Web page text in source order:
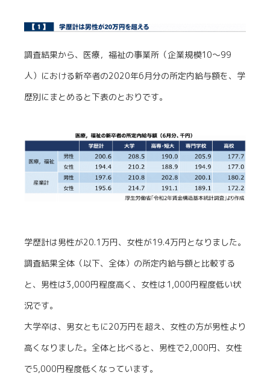
調査結果から、医療，福祉の事業所（企業規模10～99
人）における新卒者の2020年6月分の所定内給与額を、学
歴別にまとめると下表のとおりです。
学歴計は男性が20.1万円、女性が19.4万円となりました。
調査結果全体（以下、全体）の所定内給与額と比較する
と、男性は3,000円程度高く、女性は1,000円程度低い状
況です。
大学卒は、男女ともに20万円を超え、女性の方が男性より
高くなりました。全体と比べると、男性で2,000円、女性
で5,000円程度低くなっています。